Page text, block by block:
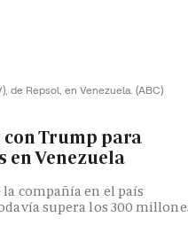
de Repsol, en Venezuela. (ABC)
con Trump para
en Venezuela
compañía en el país
supera los 300